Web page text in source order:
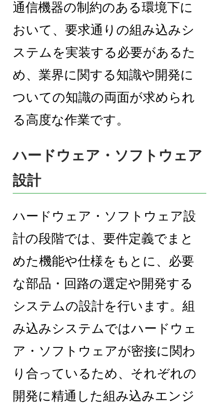
通信機器の制約のある環境下に
おいて、要求通りの組み込みシ
ステムを実装する必要があるた
め、業界に関する知識や開発に
ついての知識の両面が求められ
る高度な作業です。
ハードウェア・ソフトウェア
設計
ハードウェア・ソフトウェア設
計の段階では、要件定義でまと
めた機能や仕様をもとに、必要
な部品・回路の選定や開発する
システムの設計を行います。組
み込みシステムではハードウェ
ア・ソフトウェアが密接に関わ
り合っているため、それぞれの
開発に精通した組み込みエンジ